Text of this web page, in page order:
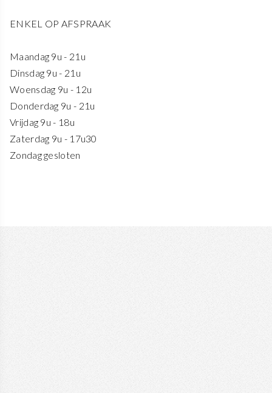
ENKEL OP AFSPRAAK
Maandag 9u - 21u
Dinsdag 9u - 21u
Woensdag 9u - 12u
Donderdag 9u - 21u
Vrijdag 9u - 18u
Zaterdag 9u - 17u30
Zondag gesloten